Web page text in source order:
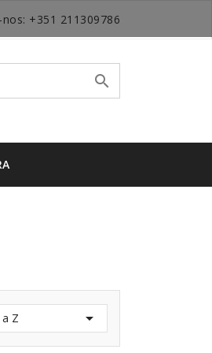
+351 211309786

Z 